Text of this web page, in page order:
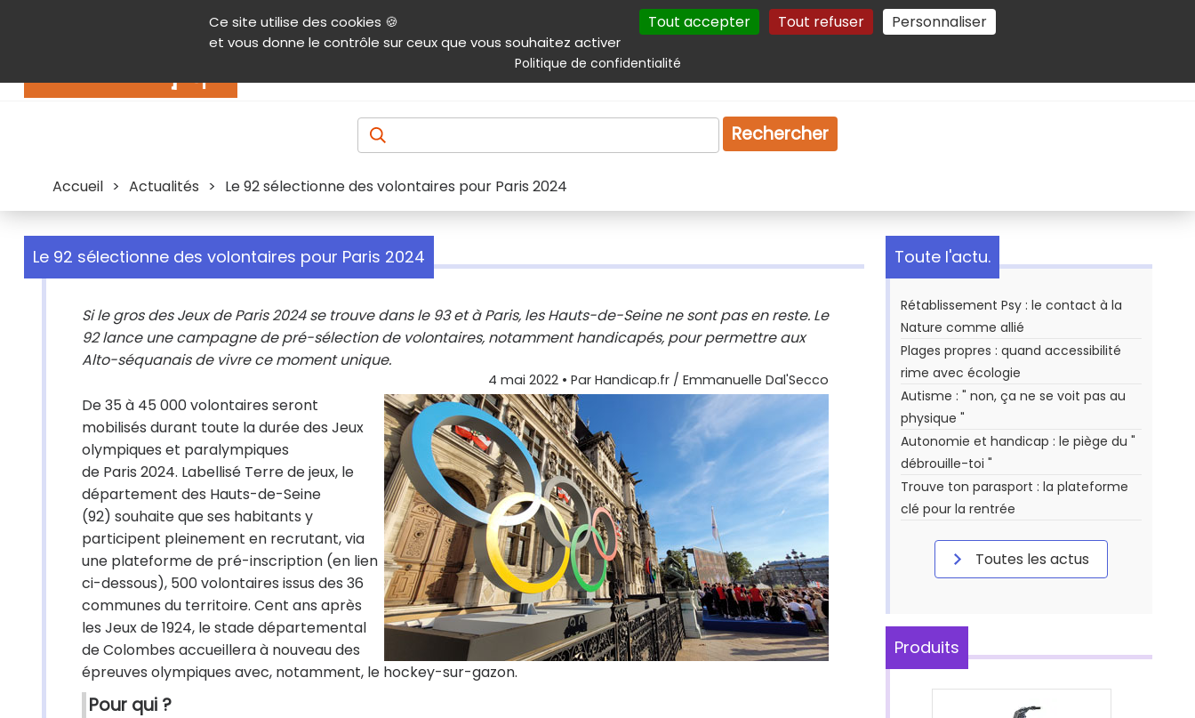
Ce site utilise des cookies 🍪
et vous donne le contrôle sur ceux que vous souhaitez activer
Tout accepter Tout refuser Personnaliser
Politique de confidentialité
Contenu Aide et accessibilité Menu principal Autres services Plan du site Gestion des cookies
Produits & services Emploi Droit
Rechercher
Accueil > Actualités > Le 92 sélectionne des volontaires pour Paris 2024
Le 92 sélectionne des volontaires pour Paris 2024
Si le gros des Jeux de Paris 2024 se trouve dans le 93 et à Paris, les Hauts-de-Seine ne sont pas en reste. Le
92 lance une campagne de pré-sélection de volontaires, notamment handicapés, pour permettre aux
Alto-séquanais de vivre ce moment unique.
4 mai 2022 • Par Handicap.fr / Emmanuelle Dal'Secco
De 35 à 45 000 volontaires seront
mobilisés durant toute la durée des Jeux
olympiques et paralympiques
de Paris 2024. Labellisé Terre de jeux, le
département des Hauts-de-Seine
(92) souhaite que ses habitants y
participent pleinement en recrutant, via
une plateforme de pré-inscription (en lien
ci-dessous), 500 volontaires issus des 36
communes du territoire. Cent ans après
les Jeux de 1924, le stade départemental
de Colombes accueillera à nouveau des
épreuves olympiques avec, notamment, le hockey-sur-gazon.
Pour qui ?
Toute l'actu.
Rétablissement Psy : le contact à la
Nature comme allié
Plages propres : quand accessibilité
rime avec écologie
Autisme : " non, ça ne se voit pas au
physique "
Autonomie et handicap : le piège du "
débrouille-toi "
Trouve ton parasport : la plateforme
clé pour la rentrée
Toutes les actus
Produits